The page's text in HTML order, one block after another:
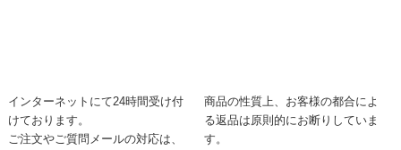
インターネットにて24時間受け付
けております。
ご注文やご質問メールの対応は、
商品の性質上、お客様の都合によ
る返品は原則的にお断りしていま
す。